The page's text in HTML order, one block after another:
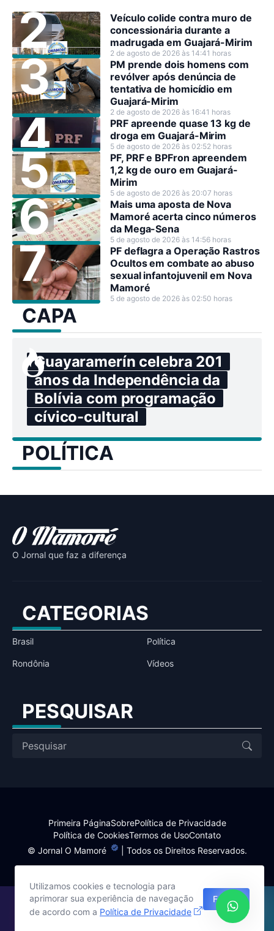
Veículo colide contra muro de
concessionária durante a
madrugada em Guajará-Mirim
2 de agosto de 2026 às 14:41 horas
PM prende dois homens com
revólver após denúncia de
tentativa de homicídio em
Guajará-Mirim
2 de agosto de 2026 às 16:41 horas
PRF apreende quase 13 kg de
droga em Guajará-Mirim
5 de agosto de 2026 às 02:52 horas
PF, PRF e BPFron apreendem
1,2 kg de ouro em Guajará-
Mirim
5 de agosto de 2026 às 20:07 horas
Mais uma aposta de Nova
Mamoré acerta cinco números
da Mega-Sena
5 de agosto de 2026 às 14:56 horas
PF deflagra a Operação Rastros
Ocultos em combate ao abuso
sexual infantojuvenil em Nova
Mamoré
5 de agosto de 2026 às 02:50 horas
CAPA
Guayaramerín celebra 201
anos da Independência da
Bolívia com programação
cívico-cultural
POLÍTICA
O Jornal que faz a diferença
CATEGORIAS
Brasil Política
Rondônia Vídeos
PESQUISAR
© Jornal O Mamoré | Todos os Direitos Reservados.
Primeira PáginaSobrePolítica de Privacidade
Política de CookiesTermos de UsoContato
Utilizamos cookies e tecnologia para
aprimorar sua experiência de navegação
de acordo com a Política de Privacidade
Fechar
Site desenvolvido por:
Harlley Rebouças